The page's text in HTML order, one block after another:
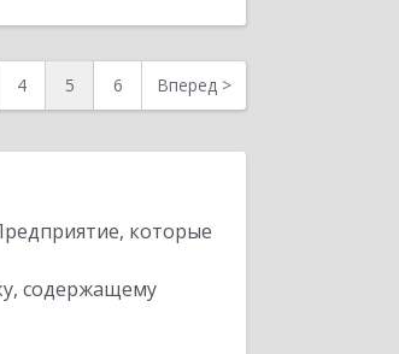
4 5 6 Вперед >
которые
содержащему